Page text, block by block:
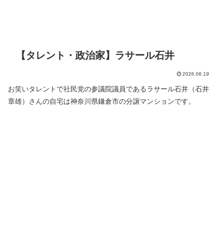
【タレント・政治家】ラサール石井
2026.06.19
お笑いタレントで社民党の参議院議員であるラサール石井（石井
章雄）さんの自宅は神奈川県鎌倉市の分譲マンションです。